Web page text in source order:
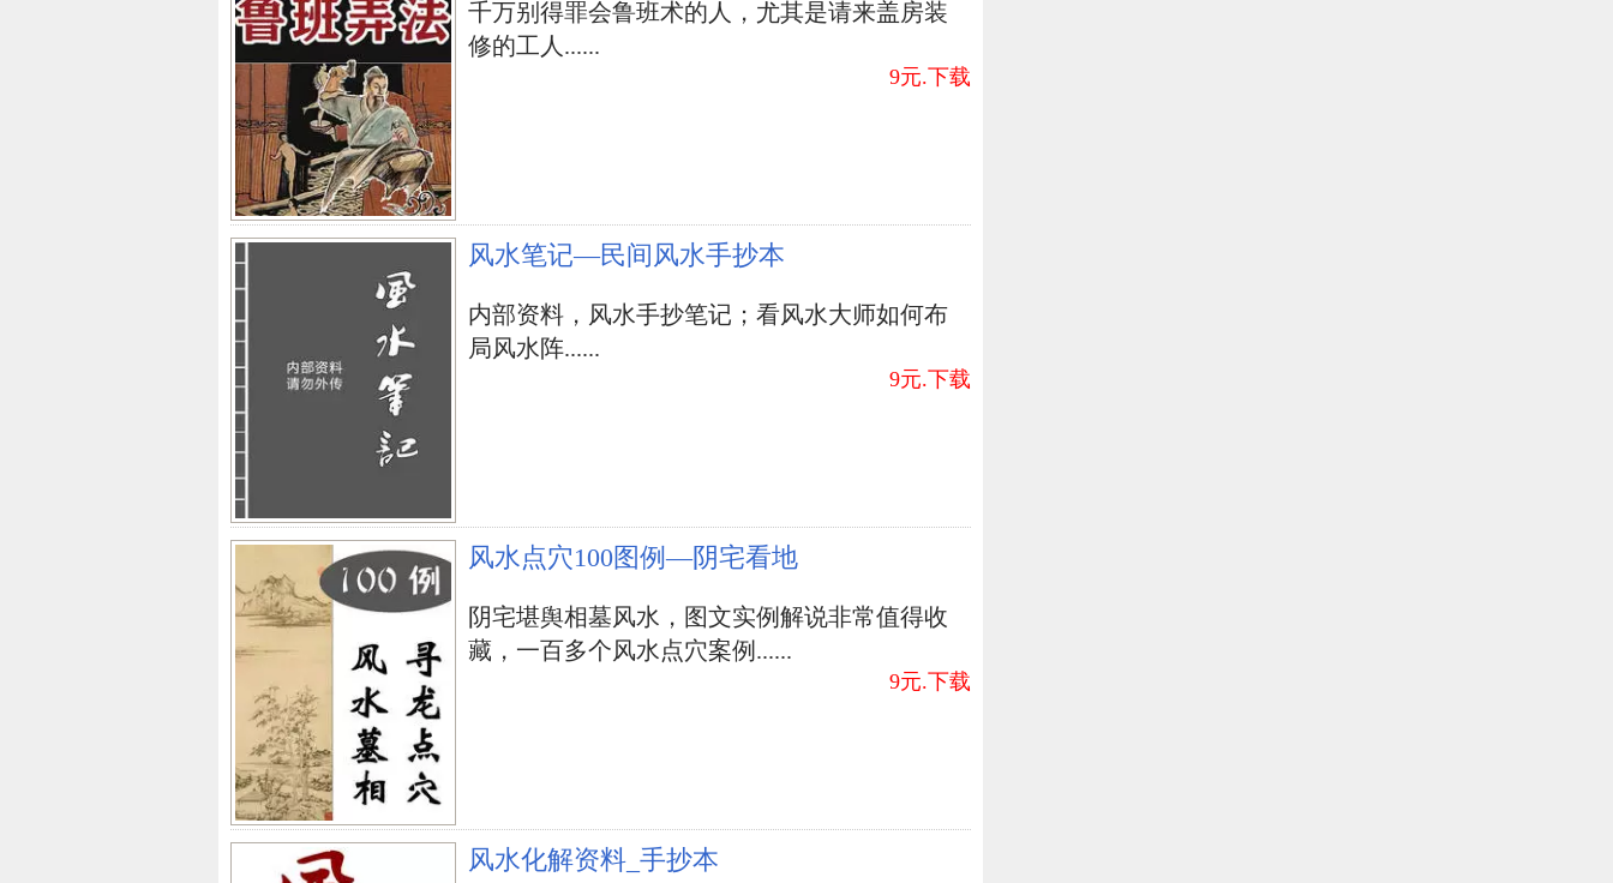
千万别得罪会鲁班术的人，尤其是请来盖房装
修的工人......
9元.下载
风水笔记—民间风水手抄本
内部资料，风水手抄笔记；看风水大师如何布
局风水阵......
9元.下载
风水点穴100图例—阴宅看地
阴宅堪舆相墓风水，图文实例解说非常值得收
藏，一百多个风水点穴案例......
9元.下载
风水化解资料_手抄本